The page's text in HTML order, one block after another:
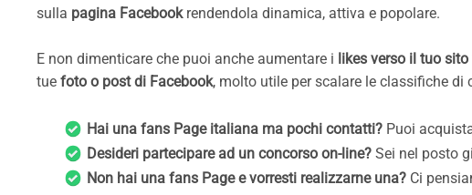
sulla pagina Facebookrendendola dinamica, attiva e popolare.
E non dimenticare che puoi anche aumentare i likes verso il tuo sito
tue foto o post di Facebook, molto utile per scalare le classifiche di
Hai una fans Page italiana ma pochi contatti? Puoi
Desideri partecipare ad un concorso on-line? Sei nel posto
Non hai una fans Page e vorresti realizzarne una? Ci